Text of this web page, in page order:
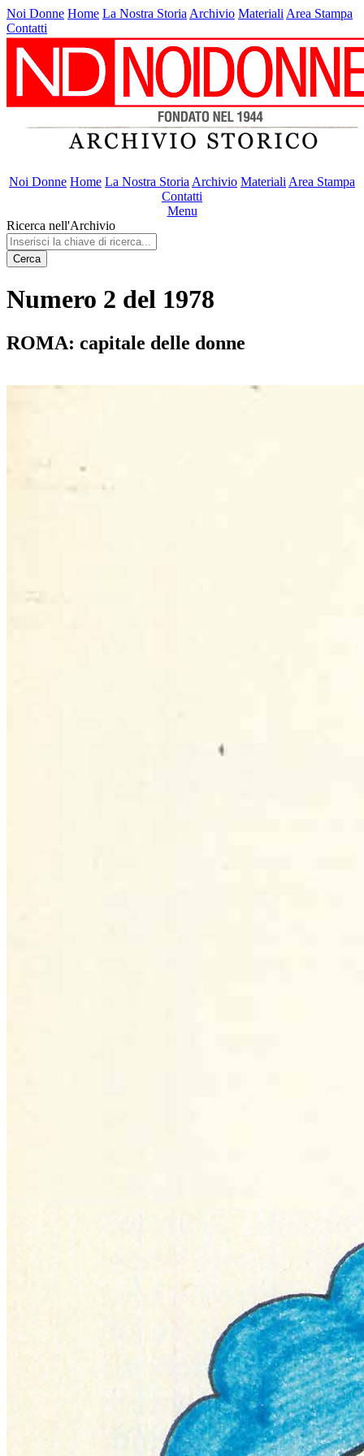
Noi Donne Home La Nostra Storia Archivio Materiali Area Stampa
Contatti
Noi Donne Home La Nostra Storia Archivio Materiali Area Stampa
Contatti
Menu
Ricerca nell'Archivio
Cerca
Numero 2 del 1978
ROMA: capitale delle donne